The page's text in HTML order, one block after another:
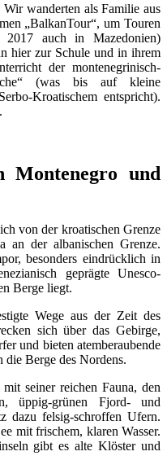
wanderten als Familie aus
„BalkanTour“, um Touren
auch in Mazedonien)
hier zur Schule und in ihrem
der montenegrinisch-
(was bis auf kleine
Kroatischem entspricht).
Montenegro und
von der kroatischen Grenze
an der albanischen Grenze.
besonders eindrücklich in
geprägte Unesco-
Berge liegt.
Wege aus der Zeit des
sich über das Gebirge,
und bieten atemberaubende
Berge des Nordens.
seiner reichen Fauna, den
üppig-grünen Fjord- und
dazu felsig-schroffen Ufern.
mit frischem, klaren Wasser.
gibt es alte Klöster und